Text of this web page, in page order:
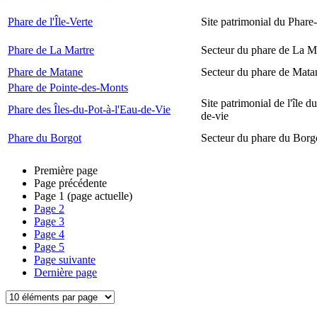
Phare de l'Île-Verte Site patrimonial du
Phare de La Martre
Secteur du phare de La
Phare de Matane
Secteur du phare de
Phare de Pointe-des-Monts
Phare des Îles-du-Pot-à-l'Eau-de-Vie
Site patrimonial de l'île
de-vie
Phare du Borgot
Secteur du phare du
Première page
Page précédente
Page 1 (page actuelle)
Page 2
Page 3
Page 4
Page 5
Page suivante
Dernière page